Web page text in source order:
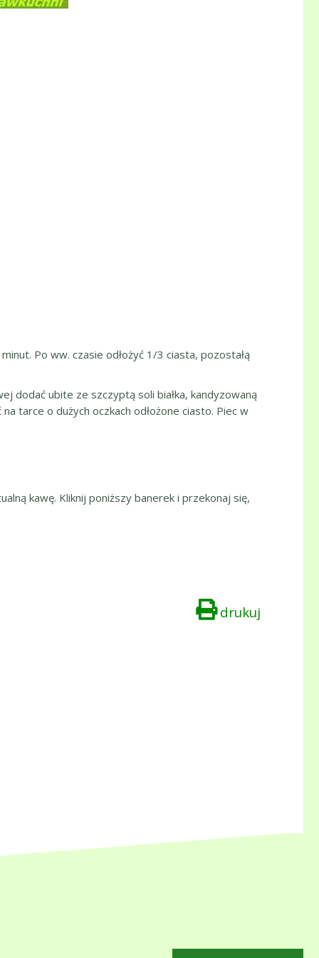
Po ww. czasie odłożyć 1/3 ciasta, pozostałą
dodać ubite ze szczyptą soli białka, kandyzowaną
tarce o dużych oczkach odłożone ciasto. Piec w
kawę. Kliknij poniższy banerek i przekonaj się,
drukuj